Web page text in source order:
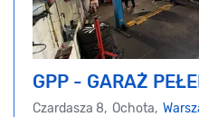
GPP - GARAŻ
Czardasza 8, Ochota,